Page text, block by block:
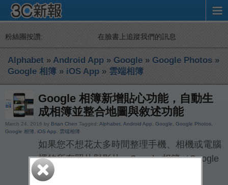
粉絲團按讚: 在臉書上追蹤我們的訊息
Alphabet » Android App » Google » Google Photos »
Google 相簿 » iOS App » 雲端相簿
Google 相簿新增貼心功能，自動生
成相簿並整合地圖與敘述功能
March 24, 2016 by Brian Chen Tagged: Alphabet Android App Google Google Photos
Google 相簿
iOS App 雲端相簿
如果您不想花太多時間整理手機、相機或電腦
裡的所有照片與影片，Google 相簿（Google
Photos）會 […]